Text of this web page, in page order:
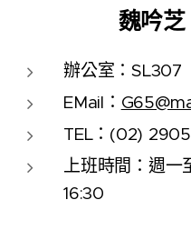
魏吟芝
辦公室：SL307
EMail：
TEL：(02)
上班時間：週一
16:30